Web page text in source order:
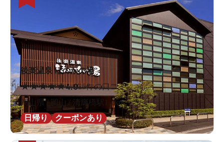
後楽温泉 ほのかの湯
★★★★★4.025件の口コミ
岡山県 / 岡山 / 清輝橋駅1.2km
日帰り
クーポンあり